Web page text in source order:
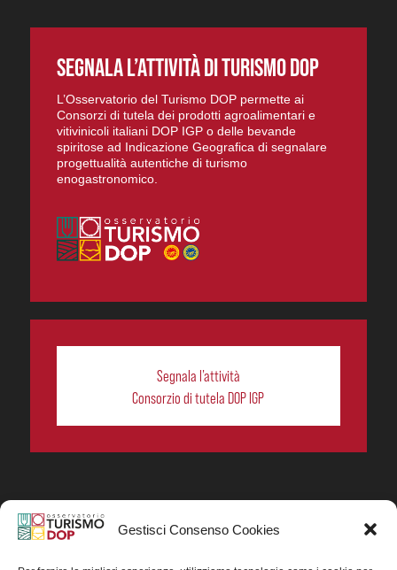
Gestisci Consenso Cookies
SEGNALA L’ATTIVITÀ DI TURISMO DOP
L’Osservatorio del Turismo DOP permette ai
Consorzi di tutela dei prodotti agroalimentari e
vitivinicoli italiani DOP IGP o delle bevande
spiritose ad Indicazione Geografica di segnalare
progettualità autentiche di turismo
enogastronomico.
Segnala l’attività
Consorzio di tutela DOP IGP
In collaborazione ORIGIN ITALIA.
del turismo enogastronomico dei prodotti DOP IGP